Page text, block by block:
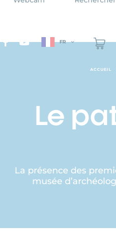
FR
ACCUEIL
Le
La présence des
musée